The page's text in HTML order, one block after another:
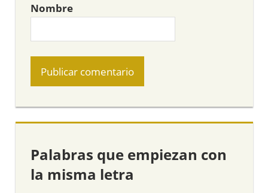
Nombre
Palabras que empiezan con
la misma letra